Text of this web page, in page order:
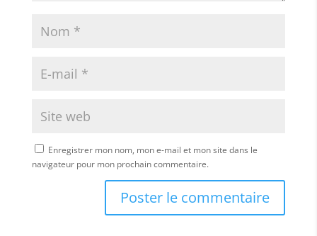
Enregistrer mon nom, mon e-mail et mon site dans le
navigateur pour mon prochain commentaire.